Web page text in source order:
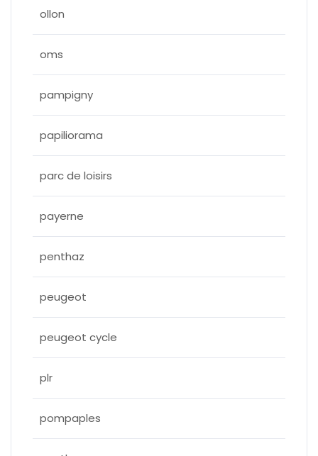
ollon
oms
pampigny
papiliorama
parc de loisirs
payerne
penthaz
peugeot
peugeot cycle
plr
pompaples